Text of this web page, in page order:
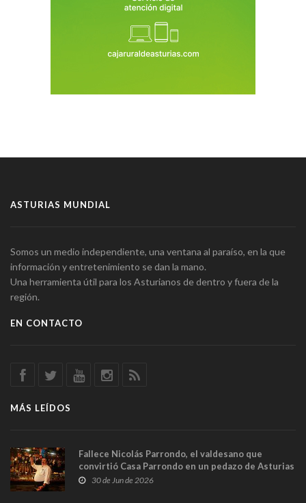
ASTURIAS MUNDIAL
Somos un medio independiente, una ventana al paraíso, en la que
información y entretenimiento se dan la mano.
Una herramienta útil para los Asturianos de dentro y fuera de la
región.
EN CONTACTO
MÁS LEÍDOS
Fallece Nicolás Parrondo, el valdesano que
convirtió Casa Parrondo en un pedazo de Asturias
en Madrid
30 de Jun de 2026